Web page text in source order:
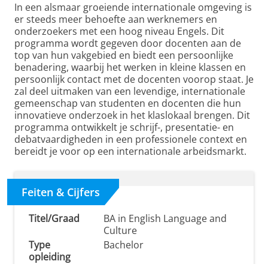
In een alsmaar groeiende internationale omgeving is
er steeds meer behoefte aan werknemers en
onderzoekers met een hoog niveau Engels. Dit
programma wordt gegeven door docenten aan de
top van hun vakgebied en biedt een persoonlijke
benadering, waarbij het werken in kleine klassen en
persoonlijk contact met de docenten voorop staat. Je
zal deel uitmaken van een levendige, internationale
gemeenschap van studenten en docenten die hun
innovatieve onderzoek in het klaslokaal brengen. Dit
programma ontwikkelt je schrijf-, presentatie- en
debatvaardigheden in een professionele context en
bereidt je voor op een internationale arbeidsmarkt.
Feiten & Cijfers
Titel/Graad
BA in English Language and
Culture
Type
opleiding
Bachelor